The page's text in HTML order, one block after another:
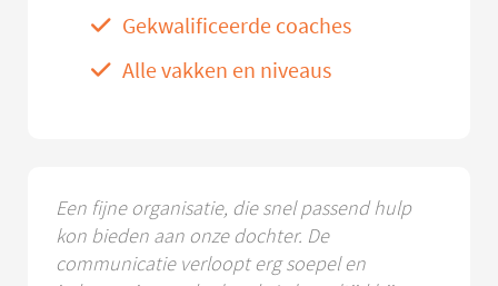
Gekwalificeerde coaches
Alle vakken en niveaus
Een fijne organisatie, die snel passend hulp
kon bieden aan onze dochter. De
communicatie verloopt erg soepel en